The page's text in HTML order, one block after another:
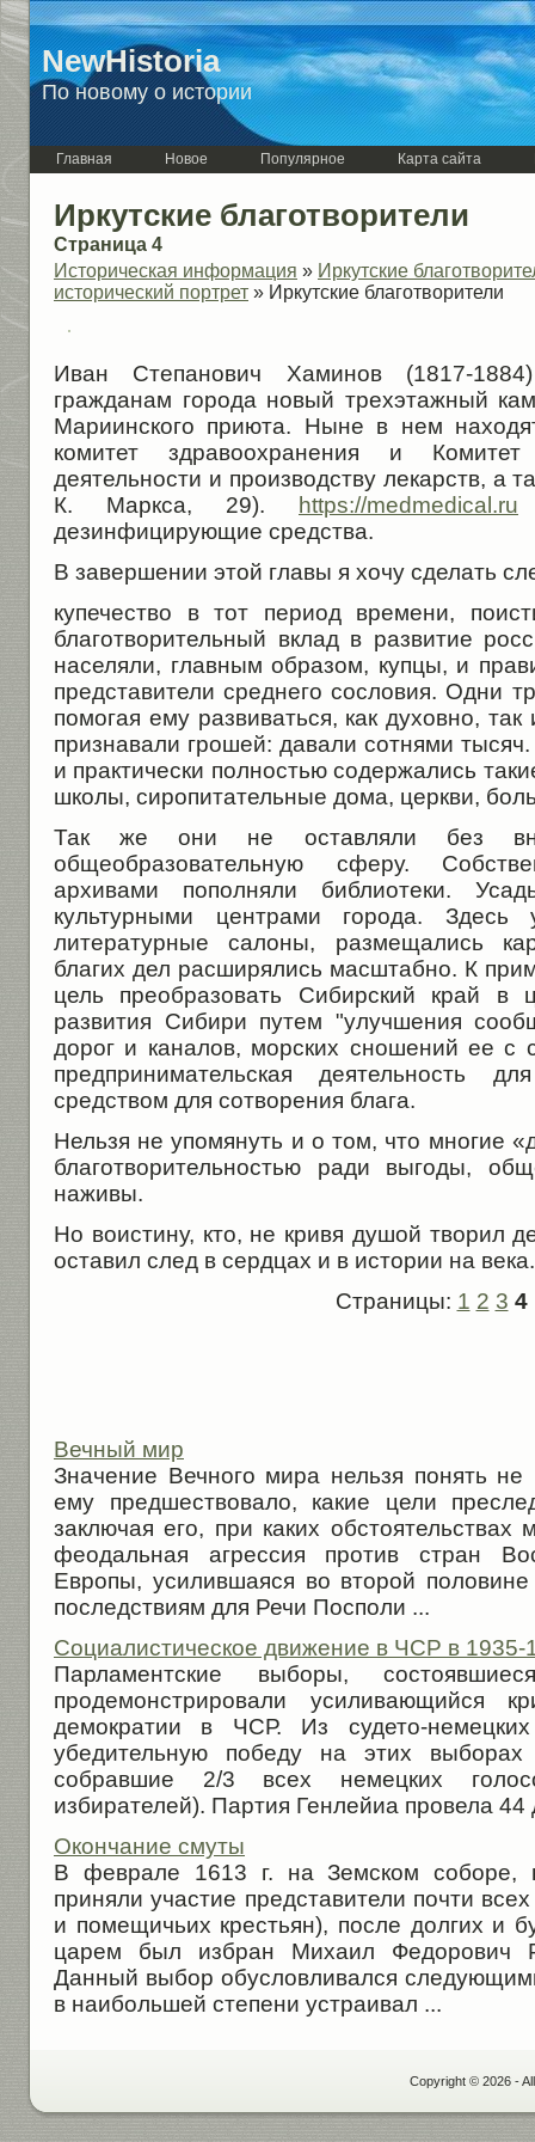
NewHistoria
По новому о истории
Главная Новое Популярное Карта сайта
Иркутские благотворители
Страница 4
Историческая информация » Иркутские
исторический портрет » Иркутские благотворители
Иван Степанович Хаминов (1817-
гражданам города новый трехэтажный
Мариинского приюта. Ныне в нем
комитет здравоохранения и
деятельности и производству лекарств, а
К. Маркса, 29). https://medmedical.ru
дезинфицирующие средства.
В завершении этой главы я хочу сделать
купечество в тот период времени,
благотворительный вклад в развитие
населяли, главным образом, купцы, и
представители среднего сословия. Одни
помогая ему развиваться, как духовно,
признавали грошей: давали сотнями
и практически полностью содержались
школы, сиропитательные дома, церкви,
Так же они не оставляли без
общеобразовательную сферу.
архивами пополняли библиотеки.
культурными центрами города. Здесь
литературные салоны, размещались
благих дел расширялись масштабно. К
цель преобразовать Сибирский край в
развития Сибири путем "улучшения
дорог и каналов, морских сношений ее с
предпринимательская деятельность
средством для сотворения блага.
Нельзя не упомянуть и о том, что многие
благотворительностью ради выгоды,
наживы.
Но воистину, кто, не кривя душой творил
оставил след в сердцах и в истории на века.
Страницы: 1 2 3 4
Вечный мир
Значение Вечного мира нельзя понять
ему предшествовало, какие цели
заключая его, при каких обстоятельствах
феодальная агрессия против стран
Европы, усилившаяся во второй
последствиям для Речи Посполи ...
Социалистическое движение в ЧСР в 1935-
Парламентские выборы,
продемонстрировали усиливающийся
демократии в ЧСР. Из судето-
убедительную победу на этих выборах
собравшие 2/3 всех немецких
избирателей). Партия Генлейиа провела 44
Окончание смуты
В феврале 1613 г. на Земском соборе, в
приняли участие представители почти
и помещичьих крестьян), после долгих и
царем был избран Михаил Федорович
Данный выбор обусловливался
в наибольшей степени устраивал ...
Copyright © 2026 -